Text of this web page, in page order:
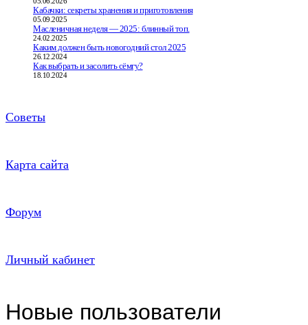
Кабачки: секреты хранения и приготовления
05.09.2025
Масленичная неделя — 2025: блинный топ.
24.02.2025
Каким должен быть новогодний стол 2025
26.12.2024
Как выбрать и засолить сёмгу?
18.10.2024
Советы
Карта сайта
Форум
Личный кабинет
Новые пользователи